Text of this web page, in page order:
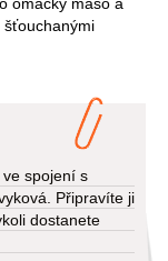
šťouchanými
spojení s
Připravíte ji
dostanete